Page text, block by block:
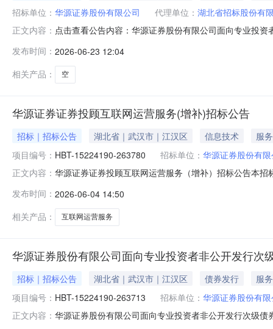
招标单位： 华源证券股份有限公司 代理单位： 湖北省招标股份有
正文内容： 点击查看公告内容：华源证券股份有限公司面向专业投
发布时间： 2026-06-23 12:04
相关产品：
空
华源证券证券投顾互联网运营服务(增补)招标公告
招标｜招标公告 湖北省｜武汉市｜江汉区 信息技术
服务
项目编号： HBT-15224190-263780 招标单位： 华源证券股份有
正文内容： 华源证券证券投顾互联网运营服务（增补）招标公告本
标范围：通过公开招标方式增补6家入围单位，提供证券
服务。具体详见第五
发布时间： 2026-06-04 14:50
相关产品：
互联网运营服务
华源证券股份有限公司面向专业投资者非公开发行次
招标｜招标公告 湖北省｜武汉市｜江汉区 债券发行
服务
项目编号： HBT-15224190-263713 招标单位： 华源证券股份有
正文内容： 华源证券股份有限公司面向专业投资者非公开发行次级